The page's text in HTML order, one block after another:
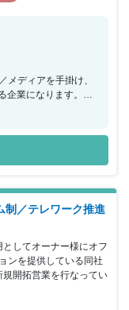
メディアを手掛け、
企業になります。
、11期連続で増収
超える メディアの
ポートする インター
ンでは主力事業の事
き、経営陣と近いポ
面両軸での課題を解
用となります。
制／テレワーク推進
してオーナー様にオフ
ンを提供している同社
開拓営業を行なってい